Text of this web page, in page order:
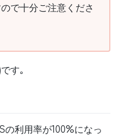
で十分ご注意くださ
です｡
利用率が100%になっ